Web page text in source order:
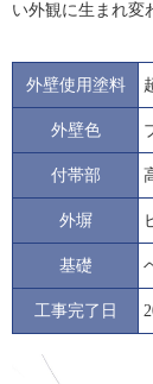
い外観に生まれ
外壁使用塗料
外壁色
付帯部
外塀
基礎
工事完了日